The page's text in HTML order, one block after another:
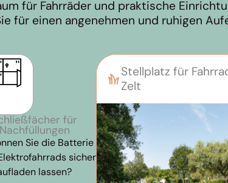
für Fahrräder und praktische
für einen angenehmen und ruhigen
für
Nachfüllungen
Sie die Batterie
sicher
lassen?
Stellplatz für
Zelt